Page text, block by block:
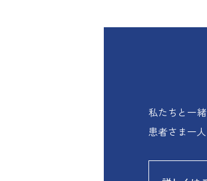
私たちと一
患者さま一